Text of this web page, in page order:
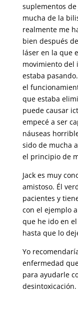
suplementos
mucha de la
realmente me
bien después
láser en la que
movimiento del
estaba
el
que estaba
puede causar
empecé a ser
náuseas
sido de mucha
el principio de
Jack es muy
amistoso. Él
pacientes y
con el ejemplo
que he ido en
hasta que lo
Yo
enfermedad
para ayudarle
desintoxicación.